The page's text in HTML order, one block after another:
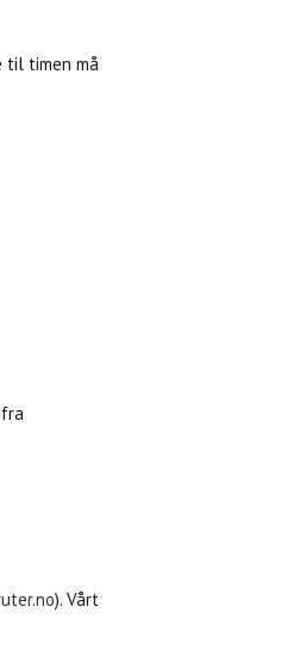
til timen må
). Vårt